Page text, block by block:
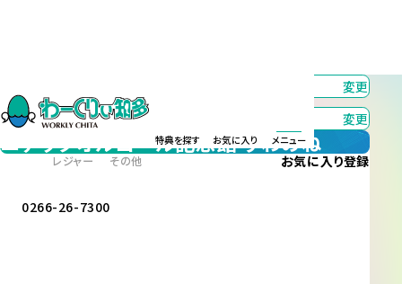
特典を探す お気に入り メニュー
変更
エリア すべて 変更
ニデックオルゴール記念館 すわのね
レジャー その他 お気に入り登録
0266-26-7300